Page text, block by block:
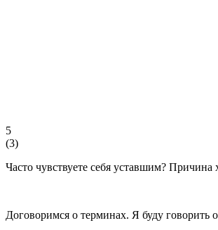
5
(3)
Часто чувствуете себя уставшим?
Договоримся о терминах. Я буду